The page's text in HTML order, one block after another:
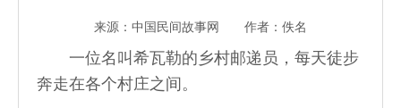
来源：中国民间故事网 作者：佚名
一位名叫希瓦勒的乡村邮递员，每天徒步
奔走在各个村庄之间。